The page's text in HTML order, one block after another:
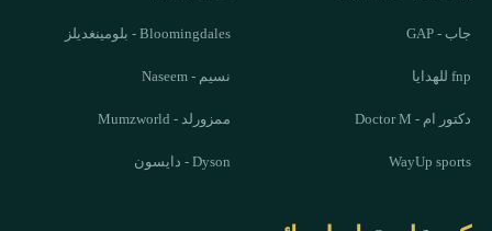
جاب - GAP Bloomingdales - بلومينغديلز
fnp للهدايا نسيم - Naseem
دكتور ام - Doctor M ممزورلد - Mumzworld
WayUp sports Dyson - دايسون